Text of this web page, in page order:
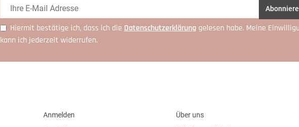
Hiermit bestätige ich, dass ich die Daten­schutz­erklärung gelesen habe. Meine
kann ich jederzeit widerrufen.
Anmelden
Über uns